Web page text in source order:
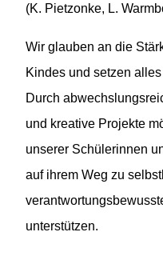
(K. Pietzonke, L.
Wir glauben an die
Kindes und setzen
Durch
und kreative Projekte
unserer Schülerinnen
auf ihrem Weg zu
unterstützen.